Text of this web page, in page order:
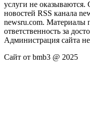
услуги не оказываются.
новостей RSS канала
newsru.com. Материалы
ответственность за
Администрация сайта не
Сайт от bmb3 @ 2025